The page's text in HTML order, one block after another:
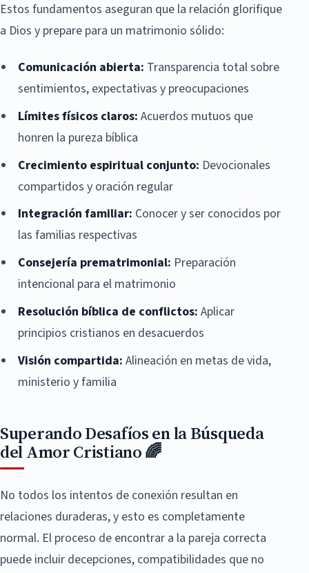
Estos fundamentos aseguran que la relación glorifique
a Dios y prepare para un matrimonio sólido:
Comunicación abierta: Transparencia total sobre
sentimientos, expectativas y preocupaciones
Límites físicos claros: Acuerdos mutuos que
honren la pureza bíblica
Crecimiento espiritual conjunto: Devocionales
compartidos y oración regular
Integración familiar: Conocer y ser conocidos por
las familias respectivas
Consejería prematrimonial: Preparación
intencional para el matrimonio
Resolución bíblica de conflictos: Aplicar
principios cristianos en desacuerdos
Visión compartida: Alineación en metas de vida,
ministerio y familia
Superando Desafíos en la Búsqueda
del Amor Cristiano 🌈
No todos los intentos de conexión resultan en
relaciones duraderas, y esto es completamente
normal. El proceso de encontrar a la pareja correcta
puede incluir decepciones, compatibilidades que no